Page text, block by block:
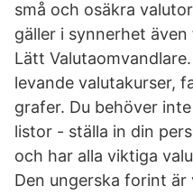
små och osäkra
gäller i synnerhet
Lätt
levande valutakurser,
grafer. Du behöver
listor - ställa in din
och har alla viktiga
Den ungerska forint är